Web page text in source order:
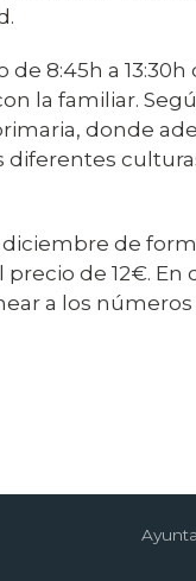
8:45h a
la familiar.
donde
diciembre de
de 12€. En
a los números